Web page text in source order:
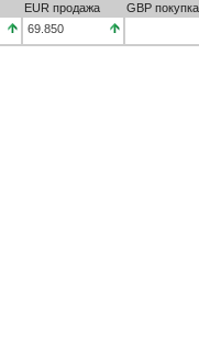
EUR продажа
GBP покупка
69.850